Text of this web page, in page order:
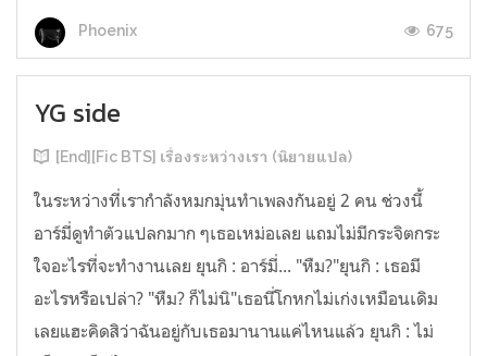
Phoenix 675
YG side
[End][Fic BTS] เรื่องระหว่างเรา (นิยายแปล)
ในระหว่างที่เรากำลังหมกมุ่นทำเพลงกันอยู่ 2 คน ช่วงนี้
อาร์มี่ดูทำตัวแปลกมาก ๆเธอเหม่อเลย แถมไม่มีกระจิตกระ
ใจอะไรที่จะทำงานเลย ยุนกิ : อาร์มี่... "หืม?"ยุนกิ : เธอมี
อะไรหรือเปล่า? "หืม? ก็ไม่นิ"เธอนี่โกหกไม่เก่งเหมือนเดิม
เลยแฮะคิดสิว่าฉันอยู่กับเธอมานานแค่ไหนแล้ว ยุนกิ : ไม่